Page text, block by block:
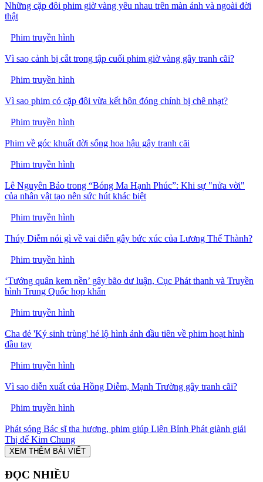
Những cặp đôi phim giờ vàng yêu nhau trên màn ảnh và ngoài đời
thật
Phim truyền hình
Vì sao cảnh bị cắt trong tập cuối phim giờ vàng gây tranh cãi?
Phim truyền hình
Vì sao phim có cặp đôi vừa kết hôn đóng chính bị chê nhạt?
Phim truyền hình
Phim về góc khuất đời sống hoa hậu gây tranh cãi
Phim truyền hình
Lê Nguyên Bảo trong “Bóng Ma Hạnh Phúc”: Khi sự "nửa vời"
của nhân vật tạo nên sức hút khác biệt
Phim truyền hình
Thúy Diễm nói gì về vai diễn gây bức xúc của Lương Thế Thành?
Phim truyền hình
‘Tướng quân kem nền’ gây bão dư luận, Cục Phát thanh và Truyền
hình Trung Quốc họp khẩn
Phim truyền hình
Cha đẻ 'Ký sinh trùng' hé lộ hình ảnh đầu tiên về phim hoạt hình
đầu tay
Phim truyền hình
Vì sao diễn xuất của Hồng Diễm, Mạnh Trường gây tranh cãi?
Phim truyền hình
Phát sóng Bác sĩ tha hương, phim giúp Liên Bỉnh Phát giành giải
Thị đế Kim Chung
XEM THÊM BÀI VIẾT
ĐỌC NHIỀU